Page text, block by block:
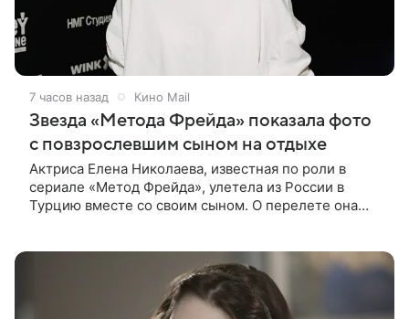
7 часов назад Кино Mail
Звезда «Метода Фрейда» показала фото
с повзрослевшим сыном на отдыхе
Актриса Елена Николаева, известная по роли в
сериале «Метод Фрейда», улетела из России в
Турцию вместе со своим сыном. О перелете она